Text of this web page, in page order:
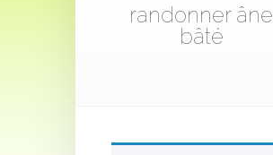
randonner âne
bâté